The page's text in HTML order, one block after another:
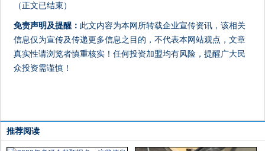
（正文已结束）
免责声明及提醒： 此文内容为本网所转载企业宣传资讯，该相关
信息仅为宣传及传递更多信息之目的，不代表本网站观点，文章
真实性请浏览者慎重核实！任何投资加盟均有风险，提醒广大民
众投资需谨慎！
推荐阅读